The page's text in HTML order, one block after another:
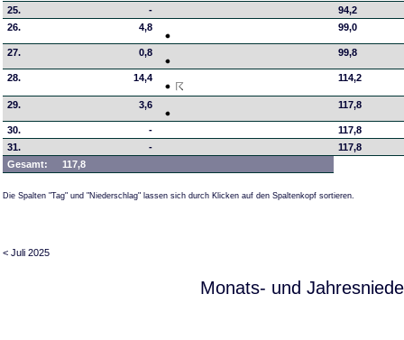
25.
-
94,2
26.
4,8 99,0
27. 0,8 99,8
28. 14,4 114,2
29. 3,6 117,8
30. -
117,8
31.
-
117,8
Gesamt:
117,8
Die Spalten "Tag" und "Niederschlag" lassen sich durch Klicken auf den Spaltenkopf sortieren.
< Juli 2025
Monats- und